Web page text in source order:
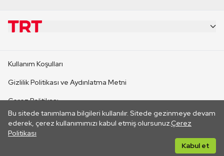
Bu sitede tanımlama bilgileri kullanılır. Sitede gezinmeye devam
ederek, çerez kullanımımızı kabul etmiş olursunuz.Çerez
Politikası
Kabul et
CANLI YAYINLAR
Kullanım Koşulları
Gizlilik Politikası ve Aydınlatma Metni
Çerez Politikası
İletişim
Her hakkı saklıdır. ©2026 TRT. Bağlantı yoluyla gidilen dış